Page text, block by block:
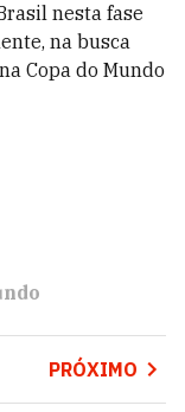
nesta fase
na busca
Copa do Mundo
PRÓXIMO